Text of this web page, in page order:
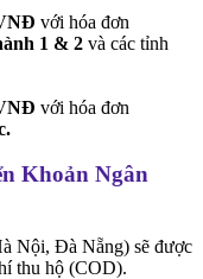
với hóa đơn
1 & 2 và các tỉnh
với hóa đơn
Khoản Ngân
Nội, Đà Nẵng) sẽ được
thu hộ (COD).